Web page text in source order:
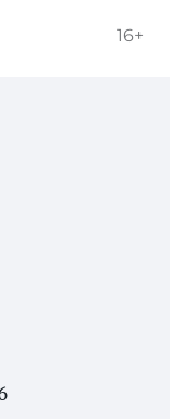
16+